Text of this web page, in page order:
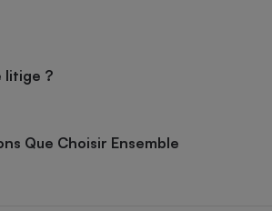
litige ?
Que Choisir Ensemble